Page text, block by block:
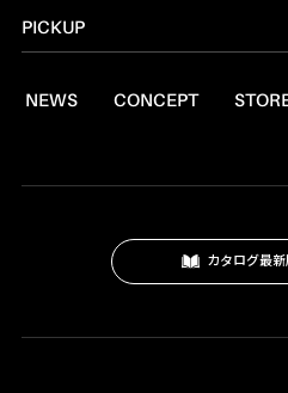
ランタン
燃料
クッキングツール
テーブル・カップ・カトラリー
レシピ
PICKUP
NEWS CONCEPT
カタログ最